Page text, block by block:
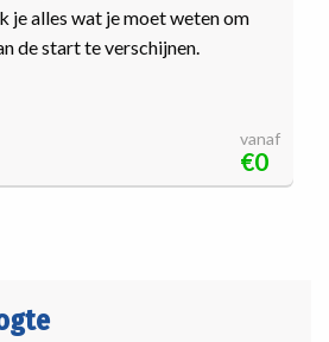
je alles wat je moet weten om
de start te verschijnen.
vanaf
€0